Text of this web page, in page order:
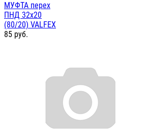
МУФТА перех
ПНД 32х20
(80/20) VALFEX
85 руб.